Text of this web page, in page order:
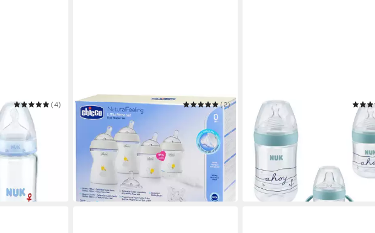
set 0+
(4)
CHICCO
Babyflasche Erster Starter-Set
Naturalfeeling
(2)
42,42 € UVP49,99 €
-15%
in 3-5 Werktagen bei dir
NUK
Babyflasche NUK Nature Sense
Beach Set
14,99 € UVP
in 4-5 Werktagen bei dir